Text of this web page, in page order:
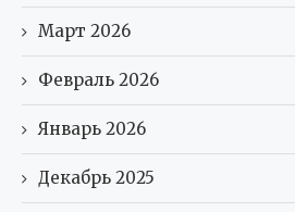
Март 2026
Февраль 2026
Январь 2026
Декабрь 2025